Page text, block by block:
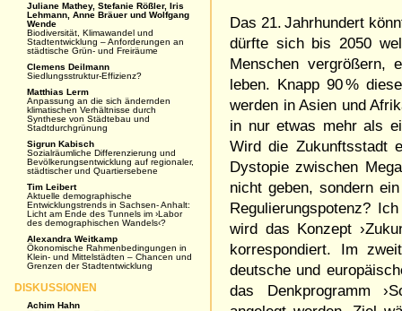
Das 21. Jahrhundert
dürfte sich bis 2050
Menschen vergrößern,
leben. Knapp 90 %
werden in Asien und
in nur etwas mehr als
Wird die Zukunftsstadt
Dystopie zwischen
nicht geben, sondern
Regulierungspotenz?
wird das Konzept
korrespondiert. Im
deutsche und
das Denkprogramm
Juliane Mathey, Stefanie Rößler, Iris
Lehmann, Anne Bräuer und Wolfgang
Wende
Biodiversität, Klimawandel und
Stadtentwicklung – Anforderungen an
städtische Grün- und Freiräume
Clemens Deilmann
Siedlungsstruktur-Effizienz?
Matthias Lerm
Anpassung an die sich ändernden
klimatischen Verhältnisse durch
Synthese von Städtebau und
Stadtdurchgrünung
Sigrun Kabisch
Sozialräumliche Differenzierung und
Bevölkerungsentwicklung auf regionaler,
städtischer und Quartiersebene
Tim Leibert
Aktuelle demographische
Entwicklungstrends in Sachsen- Anhalt:
Licht am Ende des Tunnels im ›Labor
des demographischen Wandels‹?
Alexandra Weitkamp
Ökonomische Rahmenbedingungen in
Klein- und Mittelstädten – Chancen und
Grenzen der Stadtentwicklung
DISKUSSIONEN
Achim Hahn